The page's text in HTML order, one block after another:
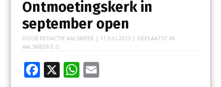
Ontmoetingskerk in
september open
DOOR REDACTIE AALSMEER | 11 JULI 2015| GEPLAATST IN
AALSMEER E.O.
F X W E